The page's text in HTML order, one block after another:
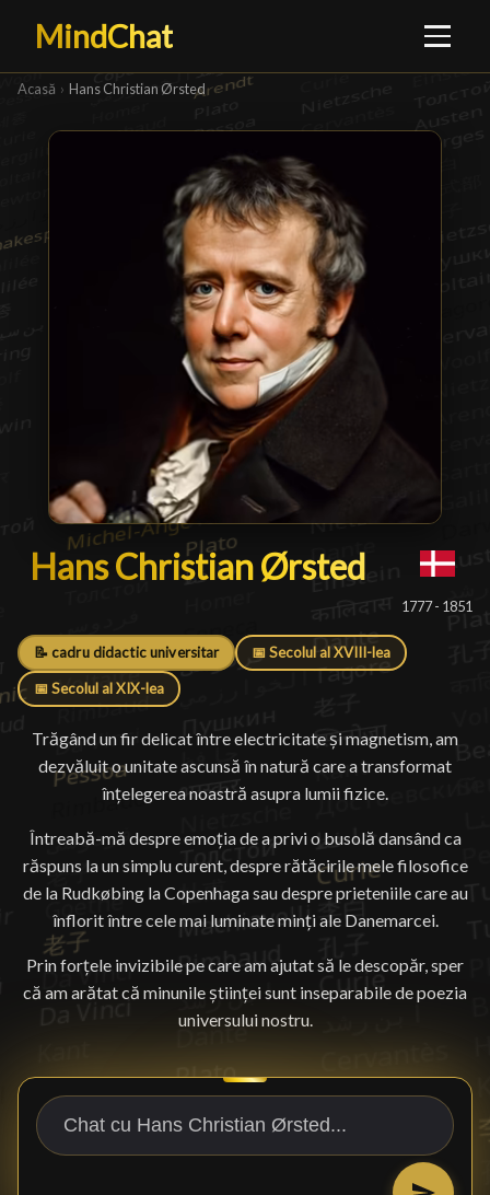
MindChat
Acasă › Hans Christian Ørsted
Hans Christian Ørsted
Hans Christian Ørsted█
1777 - 1851
📝 cadru didactic universitar 📅 Secolul al XVIII-lea
📅 Secolul al XIX-lea
Trăgând un fir delicat între electricitate și magnetism, am
dezvăluit o unitate ascunsă în natură care a transformat
înțelegerea noastră asupra lumii fizice.
Întreabă-mă despre emoția de a privi o busolă dansând ca
răspuns la un simplu curent, despre rătăcirile mele filosofice
de la Rudkøbing la Copenhaga sau despre prieteniile care au
înflorit între cele mai luminate minți ale Danemarcei.
Prin forțele invizibile pe care am ajutat să le descopăr, sper
că am arătat că minunile științei sunt inseparabile de poezia
universului nostru.